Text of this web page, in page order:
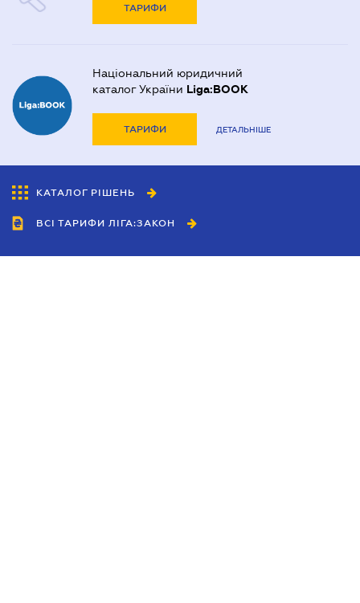
ТАРИФИ
Національний юридичний
каталог України Liga:BOOK
ТАРИФИ ДЕТАЛЬНІШЕ
КАТАЛОГ РІШЕНЬ
ВСІ ТАРИФИ ЛІГА:ЗАКОН